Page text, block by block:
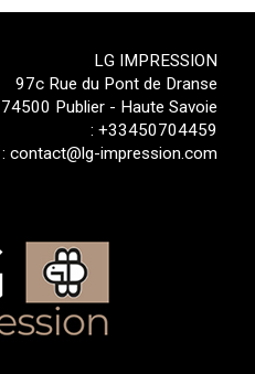
LG IMPRESSION
97c Rue du Pont de Dranse
74500 Publier - Haute Savoie
: +33450704459
: contact@lg-impression.com